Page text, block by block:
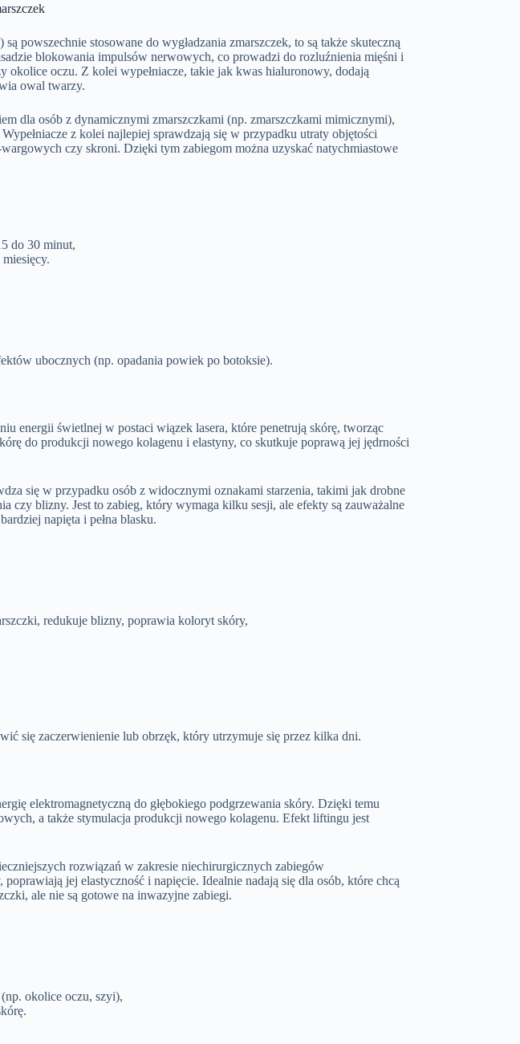
powszechnie stosowane do wygładzania zmarszczek, to są także skuteczną
blokowania impulsów nerwowych, co prowadzi do rozluźnienia mięśni i
okolice oczu. Z kolei wypełniacze, takie jak kwas hialuronowy, dodają
owal twarzy.
dla osób z dynamicznymi zmarszczkami (np. zmarszczkami mimicznymi),
z kolei najlepiej sprawdzają się w przypadku utraty objętości
czy skroni. Dzięki tym zabiegom można uzyskać natychmiastowe
do 30 minut,
ubocznych (np. opadania powiek po botoksie).
energii świetlnej w postaci wiązek lasera, które penetrują skórę, tworząc
do produkcji nowego kolagenu i elastyny, co skutkuje poprawą jej jędrności
się w przypadku osób z widocznymi oznakami starzenia, takimi jak drobne
czy blizny. Jest to zabieg, który wymaga kilku sesji, ale efekty są zauważalne
napięta i pełna blasku.
redukuje blizny, poprawia koloryt skóry,
się zaczerwienienie lub obrzęk, który utrzymuje się przez kilka dni.
elektromagnetyczną do głębokiego podgrzewania skóry. Dzięki temu
a także stymulacja produkcji nowego kolagenu. Efekt liftingu jest
rozwiązań w zakresie niechirurgicznych zabiegów
jej elastyczność i napięcie. Idealnie nadają się dla osób, które chcą
ale nie są gotowe na inwazyjne zabiegi.
okolice oczu, szyi),